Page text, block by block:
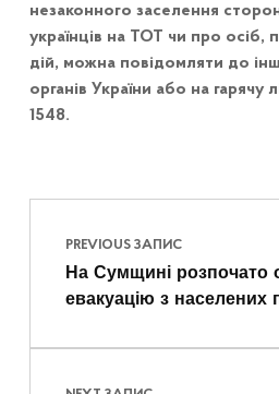
незаконного заселення
українців на ТОТ чи про осіб,
дій, можна повідомляти до
органів України або на гарячу
1548.
Skip back to main navigation
Навігація записів
PREVIOUS ЗАПИС
На Сумщині розпочато
евакуацію з населених